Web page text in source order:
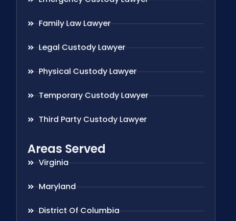
Family Law Lawyer
Legal Custody Lawyer
Physical Custody Lawyer
Temporary Custody Lawyer
Third Party Custody Lawyer
Areas Served
Virginia
Maryland
District Of Columbia